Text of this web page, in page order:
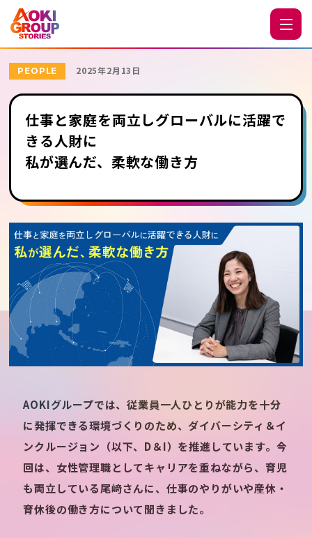
PEOPLE 2025年2月13日
仕事と家庭を両立しグローバルに活躍で
きる人財に
私が選んだ、柔軟な働き方
AOKIグループでは、従業員一人ひとりが能力を十分
に発揮できる環境づくりのため、ダイバーシティ＆イ
ンクルージョン（以下、D＆I）を推進しています。今
回は、女性管理職としてキャリアを重ねながら、育児
も両立している尾﨑さんに、仕事のやりがいや産休・
育休後の働き方について聞きました。